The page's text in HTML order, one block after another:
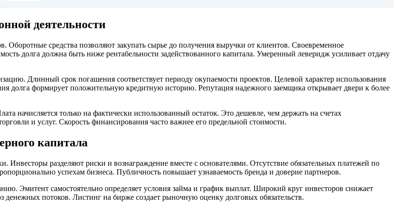
деятельности
средства позволяют закупать сырье до получения выручки от клиентов. Своевременное
долга должна быть ниже рентабельности задействованного капитала. Умеренный леверидж усиливает отдачу
Длинный срок погашения соответствует периоду окупаемости проектов. Целевой характер использования
долга формирует положительную кредитную историю. Репутация надежного заемщика открывает двери к более
начисляется только на фактически использованный остаток. Это дешевле, чем держать на счетах
и услуг. Скорость финансирования часто важнее его предельной стоимости.
капитала
Инвесторы разделяют риски и вознаграждение вместе с основателями. Отсутствие обязательных платежей по
успехам бизнеса. Публичность повышает узнаваемость бренда и доверие партнеров.
Эмитент самостоятельно определяет условия займа и график выплат. Широкий круг инвесторов снижает
потоков. Листинг на бирже создает рыночную оценку долговых обязательств.